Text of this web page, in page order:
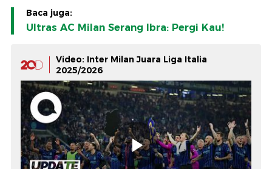
Baca juga:
Ultras AC Milan Serang Ibra: Pergi Kau!
Video: Inter Milan Juara Liga Italia
2025/2026